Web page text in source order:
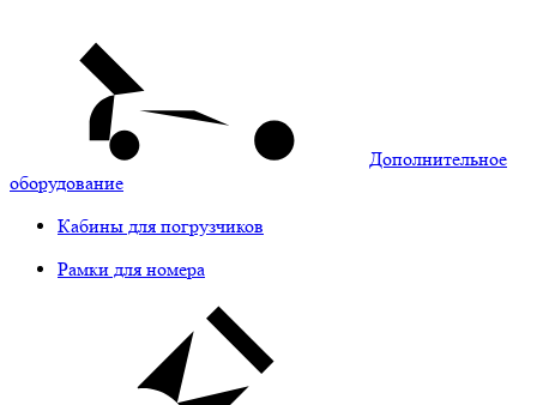
Дополнительное
оборудование
Кабины для погрузчиков
Рамки для номера